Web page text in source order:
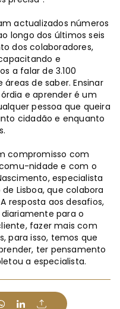
actualizados números
longo dos últimos seis
dos colaboradores,
e
a falar de 3.100
de saber. Ensinar
e aprender é um
pessoa que queira
cidadão e enquanto
compromisso com
nidade e com o
especialista
Lisboa, que colabora
resposta aos desafios,
para o
fazer mais com
para isso, temos que
ter pensamento
a especialista.